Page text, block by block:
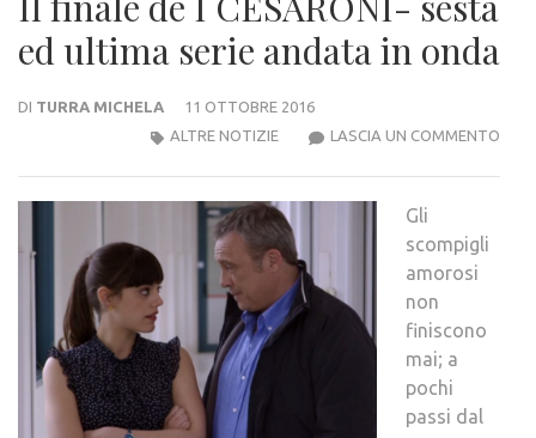
ed ultima serie andata in onda
DI TURRA MICHELA
11 OTTOBRE 2016
LASCIA UN COMMENTO
ALTRE NOTIZIE
Gli
scompigli
amorosi
non
finiscono
mai; a
pochi
passi dal